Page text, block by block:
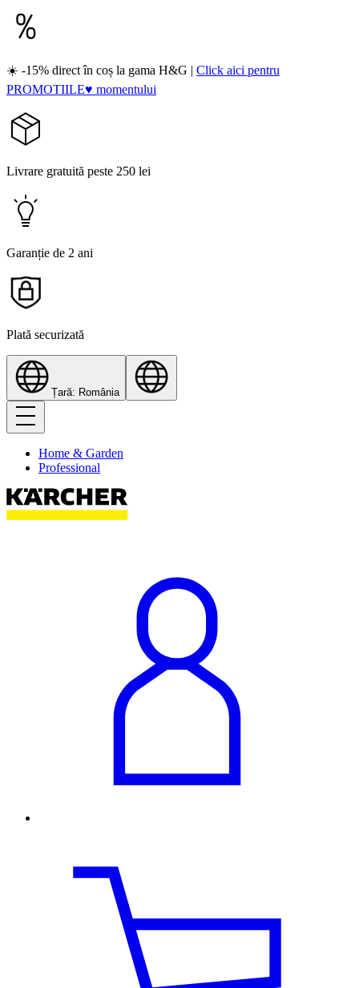
☀️ -15% direct în coș la gama H&G | Click aici pentru
PROMOTIILE♥ momentului
Livrare gratuită peste 250 lei
Garanție de 2 ani
Plată securizată
Țară: România
Home & Garden
Professional